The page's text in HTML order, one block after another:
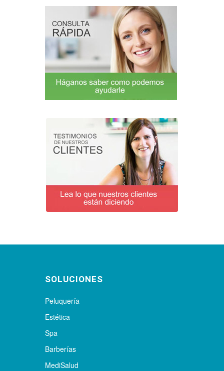
SOLUCIONES
Peluquería
Estética
Spa
Barberías
MediSalud